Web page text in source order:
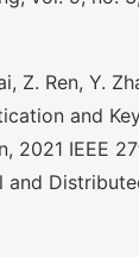
Z. Ren, Y.
and
2021 IEEE
and